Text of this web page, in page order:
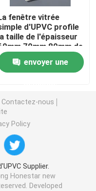
d'upvc
thermique
thermique
fenêtre vitrée
d'UPVC profile
taille de l'épaisseur
70mm 80mm de
envoyer une
Contactez-nous
Policy
Supplier.
Honestar new
Developed